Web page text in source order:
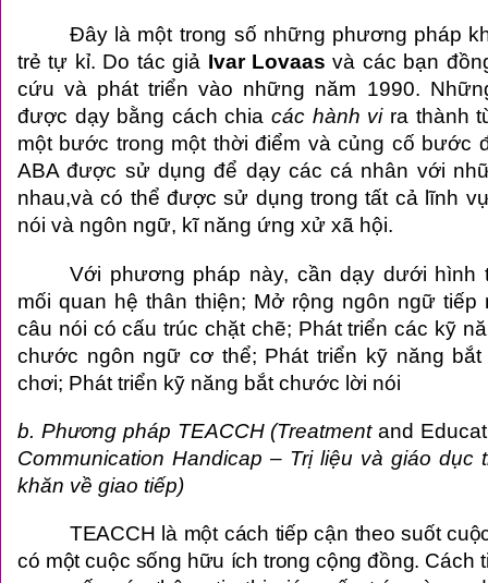
Đây là một trong số những phương pháp
trẻ tự kỉ. Do tác giả Ivar Lovaas và các bạn
cứu và phát triển vào những năm 1990.
được dạy bằng cách chiacác hành vira thành
một bước trong một thời điểm và củng cố bước
ABA được sử dụng để dạy các cá nhân với
nhau,và có thể được sử dụng trong tất cả lĩnh
nói và ngôn ngữ, kĩ năng ứng xử xã hội.
Với phương pháp này, cần dạy dưới hình
mối quan hệ thân thiện; Mở rộng ngôn ngữ
câu nói có cấu trúc chặt chẽ; Phát triển các kỹ
chước ngôn ngữ cơ thể; Phát triển kỹ năng
chơi; Phát triển kỹ năng bắt chước lời nói
b. Phương pháp TEACCH (Treatmentand
Communication Handicap – Trị liệu và giáo dục
khăn về giao tiếp)
TEACCH là một cách tiếp cận theo suốt
có một cuộc sống hữu ích trong cộng đồng. Cách